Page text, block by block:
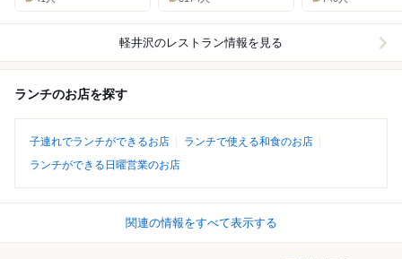
軽井沢のレストラン情報を見る
ランチのお店を探す
子連れでランチができるお店
ランチで使える和食のお店
ランチができる日曜営業のお店
関連の情報をすべて表示する